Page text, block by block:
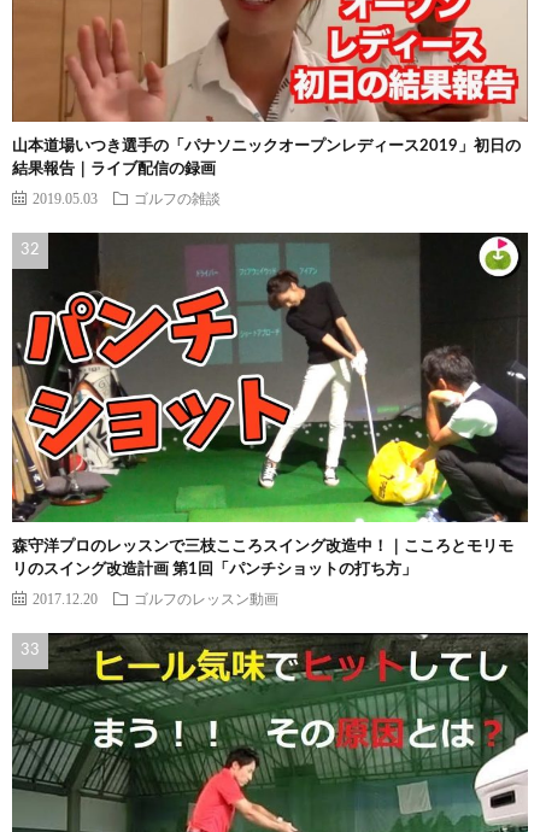
山本道場いつき選手の「パナソニックオープンレディース2019」初日の
結果報告｜ライブ配信の録画
2019.05.03 ゴルフの雑談
森守洋プロのレッスンで三枝こころスイング改造中！｜こころとモリモ
リのスイング改造計画 第1回「パンチショットの打ち方」
2017.12.20 ゴルフのレッスン動画